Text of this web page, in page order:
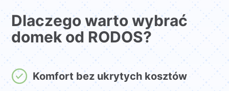
Dlaczego warto wybrać
domek od RODOS?
Komfort bez ukrytych kosztów